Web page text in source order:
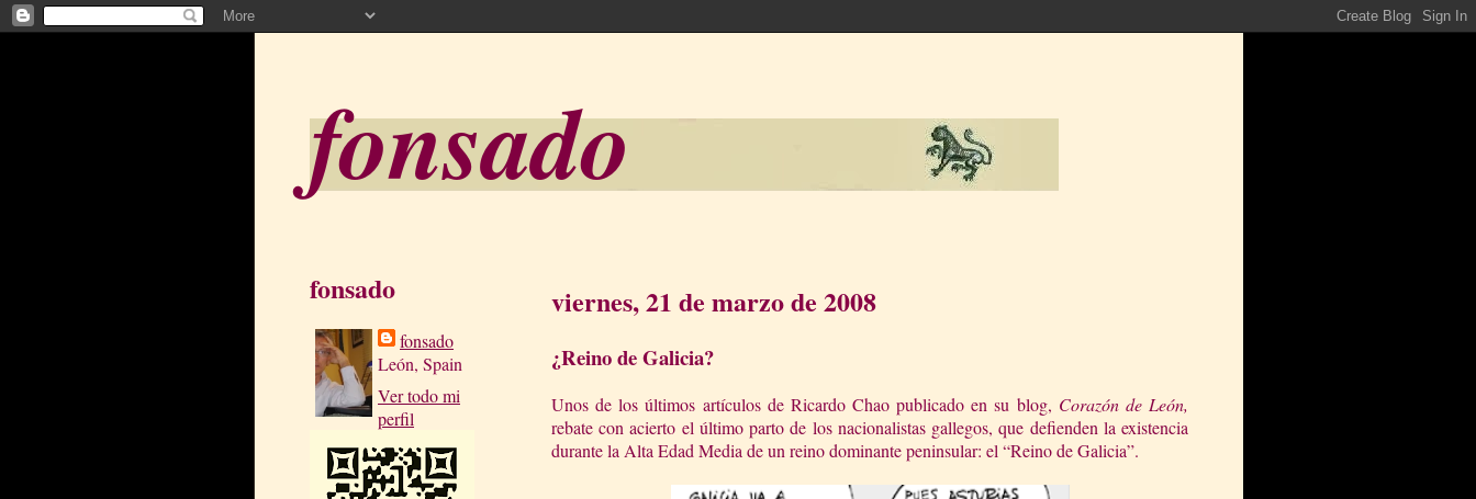
fonsado
fonsado
fonsado
León, Spain
Ver todo mi
perfil
viernes, 21 de marzo de 2008
¿Reino de Galicia?
Unos de los últimos artículos de Ricardo Chao publicado en su blog, Corazón de León,
rebate con acierto el último parto de los nacionalistas gallegos, que defienden la existencia
durantela Alta Edad Media de un reino dominante peninsular: el “Reino de Galicia”.